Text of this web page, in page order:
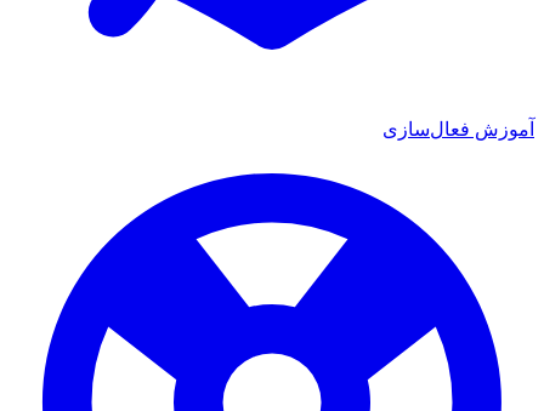
فعال‌سازی